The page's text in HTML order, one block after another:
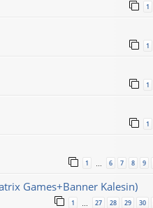
1
1
1
1
1 … 6 7 8 9
Games+Banner Kalesin)
1 27 28 29 30